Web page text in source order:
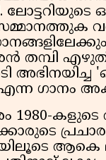
ലോട്ടറിയുടെ
തമ്പി
ഗാനം
1980-
ആകെ